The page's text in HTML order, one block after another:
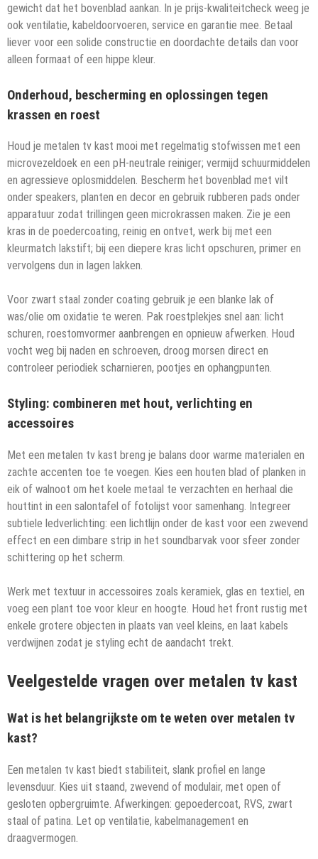
gewicht dat het bovenblad aankan. In je prijs-kwaliteitcheck weeg je
ook ventilatie, kabeldoorvoeren, service en garantie mee. Betaal
liever voor een solide constructie en doordachte details dan voor
alleen formaat of een hippe kleur.
Onderhoud, bescherming en oplossingen tegen
krassen en roest
Houd je metalen tv kast mooi met regelmatig stofwissen met een
microvezeldoek en een pH-neutrale reiniger; vermijd schuurmiddelen
en agressieve oplosmiddelen. Bescherm het bovenblad met vilt
onder speakers, planten en decor en gebruik rubberen pads onder
apparatuur zodat trillingen geen microkrassen maken. Zie je een
kras in de poedercoating, reinig en ontvet, werk bij met een
kleurmatch lakstift; bij een diepere kras licht opschuren, primer en
vervolgens dun in lagen lakken.
Voor zwart staal zonder coating gebruik je een blanke lak of
was/olie om oxidatie te weren. Pak roestplekjes snel aan: licht
schuren, roestomvormer aanbrengen en opnieuw afwerken. Houd
vocht weg bij naden en schroeven, droog morsen direct en
controleer periodiek scharnieren, pootjes en ophangpunten.
Styling: combineren met hout, verlichting en
accessoires
Met een metalen tv kast breng je balans door warme materialen en
zachte accenten toe te voegen. Kies een houten blad of planken in
eik of walnoot om het koele metaal te verzachten en herhaal die
houttint in een salontafel of fotolijst voor samenhang. Integreer
subtiele ledverlichting: een lichtlijn onder de kast voor een zwevend
effect en een dimbare strip in het soundbarvak voor sfeer zonder
schittering op het scherm.
Werk met textuur in accessoires zoals keramiek, glas en textiel, en
voeg een plant toe voor kleur en hoogte. Houd het front rustig met
enkele grotere objecten in plaats van veel kleins, en laat kabels
verdwijnen zodat je styling echt de aandacht trekt.
Veelgestelde vragen over metalen tv kast
Wat is het belangrijkste om te weten over metalen tv
kast?
Een metalen tv kast biedt stabiliteit, slank profiel en lange
levensduur. Kies uit staand, zwevend of modulair, met open of
gesloten opbergruimte. Afwerkingen: gepoedercoat, RVS, zwart
staal of patina. Let op ventilatie, kabelmanagement en
draagvermogen.